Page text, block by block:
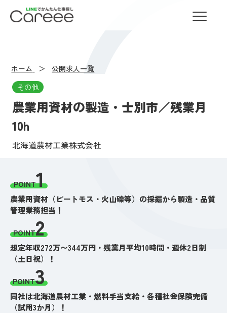
LINEでかんたん仕事探し Careee
ホーム
公開求人一覧
その他
農業用資材の製造・士別市／残業月
10h
北海道農材工業株式会社
POINT1
農業用資材（ピートモス・火山礫等）の採掘から製造・品質
管理業務担当！
POINT2
想定年収272万〜344万円・残業月平均10時間・週休2日制
（土日祝）！
POINT3
同社は北海道農材工業・燃料手当支給・各種社会保険完備
（試用3か月）！